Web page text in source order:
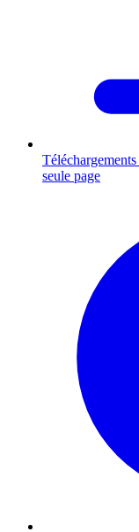
Téléchargements
seule page